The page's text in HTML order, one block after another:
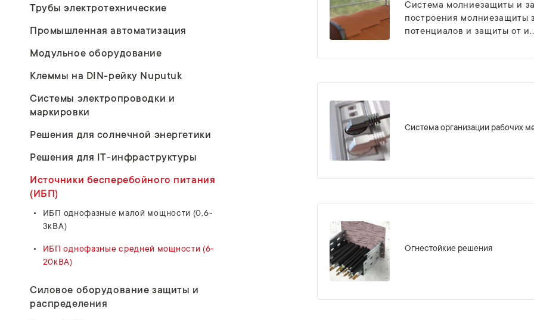
Трубы электротехнические
Промышленная автоматизация
Модульное оборудование
Клеммы на DIN-рейку Nuputuk
Системы электропроводки и
маркировки
Решения для солнечной энергетики
Решения для IT-инфраструктуры
Источники бесперебойного питания
(ИБП)
ИБП однофазные малой мощности (0,6-
3кВА)
ИБП однофазные средней мощности (6-
20кВА)
Силовое оборудование защиты и
распределения
Система молниезащиты и
построения молниезащиты
потенциалов и защиты от
Система организации рабочих
Огнестойкие решения